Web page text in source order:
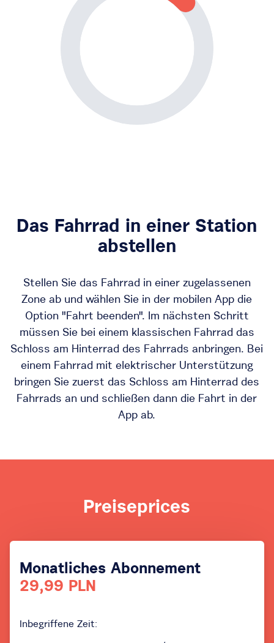
Das Fahrrad in einer Station
abstellen
Stellen Sie das Fahrrad in einer zugelassenen
Zone ab und wählen Sie in der mobilen App die
Option "Fahrt beenden". Im nächsten Schritt
müssen Sie bei einem klassischen Fahrrad das
Schloss am Hinterrad des Fahrrads anbringen. Bei
einem Fahrrad mit elektrischer Unterstützung
bringen Sie zuerst das Schloss am Hinterrad des
Fahrrads an und schließen dann die Fahrt in der
App ab.
Preiseprices
Monatliches Abonnement
29,99 PLN
Inbegriffene Zeit: